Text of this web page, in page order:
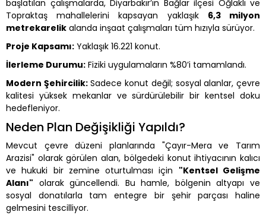
başlatılan çalışmalarda, Diyarbakır’ın Bağlar ilçesi Oğlaklı ve
Topraktaş mahallelerini kapsayan yaklaşık 6,3 milyon
metrekarelik alanda inşaat çalışmaları tüm hızıyla sürüyor.
Proje Kapsamı: Yaklaşık 16.221 konut.
İlerleme Durumu: Fiziki uygulamaların %80’i tamamlandı.
Modern Şehircilik:Sadece konut değil; sosyal alanlar, çevre
kalitesi yüksek mekanlar ve sürdürülebilir bir kentsel doku
hedefleniyor.
Neden Plan Değişikliği Yapıldı?
Mevcut çevre düzeni planlarında "Çayır-Mera ve Tarım
Arazisi" olarak görülen alan, bölgedeki konut ihtiyacının kalıcı
ve hukuki bir zemine oturtulması için "Kentsel Gelişme
Alanı" olarak güncellendi. Bu hamle, bölgenin altyapı ve
sosyal donatılarla tam entegre bir şehir parçası haline
gelmesini tescilliyor.